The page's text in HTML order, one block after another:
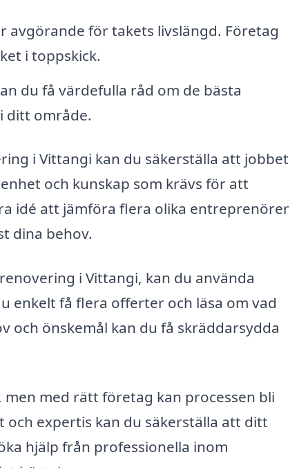
avgörande för takets livslängd. Företag
i toppskick.
du få värdefulla råd om de bästa
ditt område.
i Vittangi kan du säkerställa att jobbet
och kunskap som krävs för att
idé att jämföra flera olika entreprenörer
dina behov.
i Vittangi, kan du använda
enkelt få flera offerter och läsa om vad
och önskemål kan du få skräddarsydda
med rätt företag kan processen bli
expertis kan du säkerställa att ditt
hjälp från professionella inom